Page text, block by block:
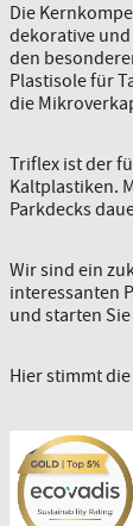
Die
dekorative
den
Plastisole für
die
Triflex ist der
Kaltplastiken.
Parkdecks
Wir sind ein
interessanten
und starten
Hier stimmt